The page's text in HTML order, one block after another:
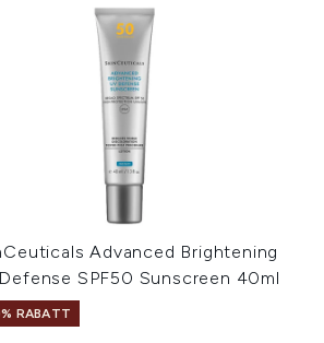
Advanced Brightening
SPF50 Sunscreen 40ml
RABATT